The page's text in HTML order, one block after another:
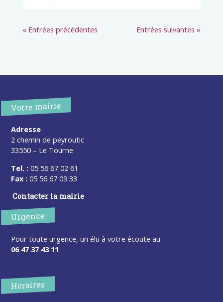
« Entrées précédentes Entrées suivantes »
Votre mairie
Adresse
2 chemin de peyroutic
33550 – Le Tourne
Tel. : 05 56 67 02 61
Fax : 05 56 67 09 33
Contacter la mairie
Urgence
Pour toute urgence, un élu à votre écoute au :
06 47 37 43 11
Horaires